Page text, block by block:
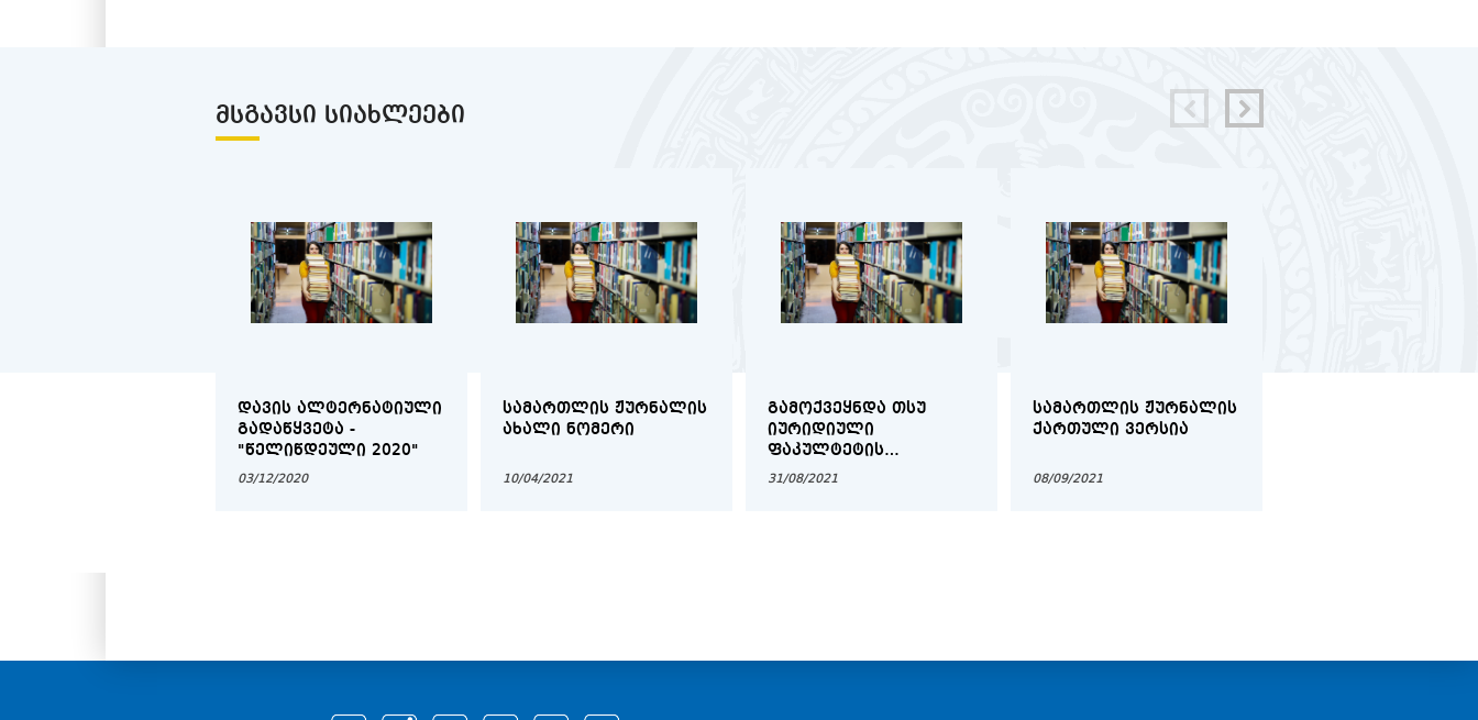
ᲛᲡᲒᲐᲕᲡᲘ ᲡᲘᲐᲮᲚᲔᲔᲑᲘ
ᲓᲐᲕᲘᲡ ᲐᲚᲢᲔᲠᲜᲐᲢᲘᲣᲚᲘ
ᲒᲐᲓᲐᲬᲧᲕᲔᲢᲐ -
"ᲬᲔᲚᲘᲬᲓᲔᲣᲚᲘ 2020"
03/12/2020
ᲡᲐᲛᲐᲠᲗᲚᲘᲡ ᲟᲣᲠᲜᲐᲚᲘᲡ
ᲐᲮᲐᲚᲘ ᲜᲝᲛᲔᲠᲘ
10/04/2021
ᲒᲐᲛᲝᲥᲕᲔᲧᲜᲓᲐ ᲗᲡᲣ
ᲘᲣᲠᲘᲓᲘᲣᲚᲘ
ᲤᲐᲙᲣᲚᲢᲔᲢᲘᲡ
ᲝᲠᲔᲜᲝᲕᲐᲜᲘ
31/08/2021
ᲡᲐᲛᲐᲠᲗᲚᲘᲡ ᲟᲣᲠᲜᲐᲚᲘᲡ
ᲥᲐᲠᲗᲣᲚᲘ ᲕᲔᲠᲡᲘᲐ
08/09/2021